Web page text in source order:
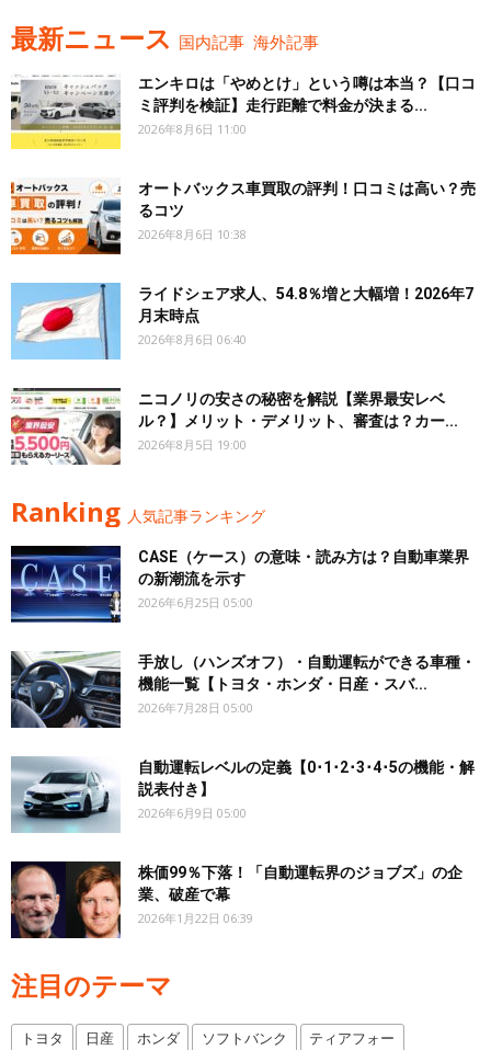
最新ニュース 国内記事 海外記事
エンキロは「やめとけ」という噂は本当？【口コ
ミ評判を検証】走行距離で料金が決まる...
2026年8月6日 11:00
オートバックス車買取の評判！口コミは高い？売
るコツ
2026年8月6日 10:38
ライドシェア求人、54.8％増と大幅増！2026年7
月末時点
2026年8月6日 06:40
ニコノリの安さの秘密を解説【業界最安レベ
ル？】メリット・デメリット、審査は？カー...
2026年8月5日 19:00
Ranking 人気記事ランキング
CASE（ケース）の意味・読み方は？自動車業界
の新潮流を示す
2026年6月25日 05:00
手放し（ハンズオフ）・自動運転ができる車種・
機能一覧【トヨタ・ホンダ・日産・スバ...
2026年7月28日 05:00
自動運転レベルの定義【0･1･2･3･4･5の機能・解
説表付き】
2026年6月9日 05:00
株価99％下落！「自動運転界のジョブズ」の企
業、破産で幕
2026年1月22日 06:39
注目のテーマ
トヨタ 日産 ホンダ ソフトバンク ティアフォー